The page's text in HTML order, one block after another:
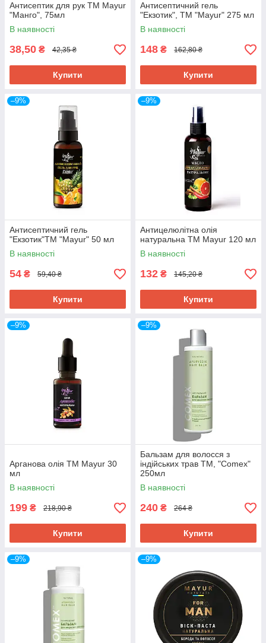
Антисептик для рук TM Mayur
"Манго", 75мл
В наявності
38,50 ₴ 42,35 ₴
Купити
Антисептичний гель
"Екзотик", ТМ "Mayur" 275 мл
В наявності
148 ₴ 162,80 ₴
Купити
–9%
Антисептичний гель
"Екзотик"ТМ "Mayur" 50 мл
В наявності
54 ₴ 59,40 ₴
Купити
–9%
Антицелюлітна олія
натуральна TM Mayur 120 мл
В наявності
132 ₴ 145,20 ₴
Купити
–9%
Арганова олія ТМ Mayur 30
мл
В наявності
199 ₴ 218,90 ₴
Купити
–9%
Бальзам для волосся з
індійських трав ТМ, "Comex"
250мл
В наявності
240 ₴ 264 ₴
Купити
–9% –9%